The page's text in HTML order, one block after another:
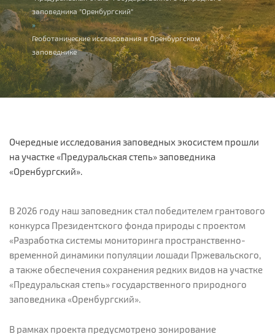
заповедника "Оренбургский"
»
Геоботанические исследования в Оренбургском
заповеднике
Очередные исследования заповедных экосистем прошли
на участке «Предуральская степь» заповедника
«Оренбургский».
В 2026 году наш заповедник стал победителем грантового
конкурса Президентского фонда природы с проектом
«Разработка системы мониторинга пространственно-
временной динамики популяции лошади Пржевальского,
а также обеспечения сохранения редких видов на участке
«Предуральская степь» государственного природного
заповедника «Оренбургский».
В рамках проекта предусмотрено зонирование